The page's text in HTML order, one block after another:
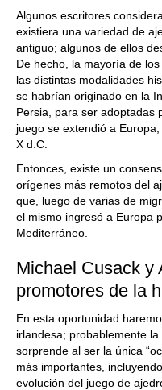
Algunos escritores
existiera una variedad de
antiguo; algunos de ellos
De hecho, la mayoría de
las distintas modalidades
se habrían originado en la
Persia, para ser adoptadas
juego se extendió a
X d.C.
Entonces, existe un
orígenes más remotos del
que, luego de varias de
el mismo ingresó a Europa
Mediterráneo.
Michael Cusack y
promotores de la
En esta oportunidad
irlandesa; probablemente
sorprende al ser la única
más importantes,
evolución del juego de